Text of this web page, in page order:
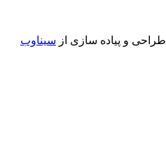
طراحی و پیاده سازی از سیناوب